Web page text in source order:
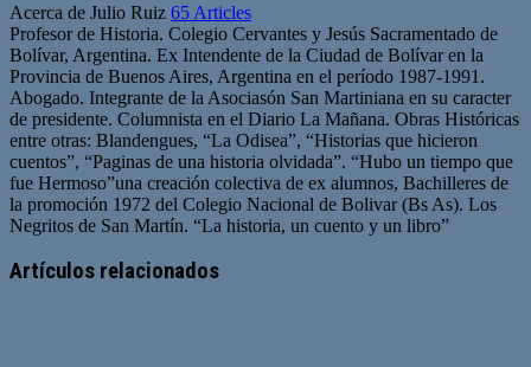
Acerca de Julio Ruiz 65 Articles
Profesor de Historia. Colegio Cervantes y Jesús Sacramentado de
Bolívar, Argentina. Ex Intendente de la Ciudad de Bolívar en la
Provincia de Buenos Aires, Argentina en el período 1987-1991.
Abogado. Integrante de la Asociasón San Martiniana en su caracter
de presidente. Columnista en el Diario La Mañana. Obras Históricas
entre otras: Blandengues, “La Odisea”, “Historias que hicieron
cuentos”, “Paginas de una historia olvidada”. “Hubo un tiempo que
fue Hermoso”una creación colectiva de ex alumnos, Bachilleres de
la promoción 1972 del Colegio Nacional de Bolivar (Bs As). Los
Negritos de San Martín. “La historia, un cuento y un libro”
Artículos relacionados